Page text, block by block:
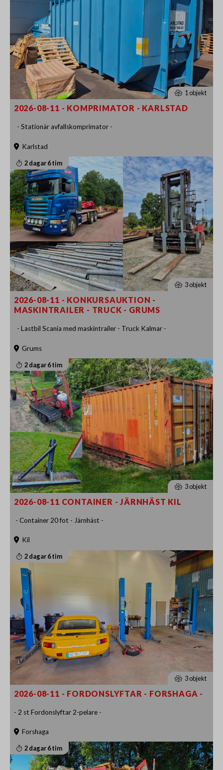
1 objekt
2026-08-11 - KOMPRIMATOR - KARLSTAD
- Stationär avfallskomprimator -
Karlstad
2 dagar 6 tim
3 objekt
2026-08-11 - KONKURSAUKTION -
MASKINTRAILER - TRUCK - GRUMS
- Lastbil Scania med maskintrailer - Truck Kalmar -
Grums
2 dagar 6 tim
3 objekt
2026-08-11 CONTAINER - JÄRNHÄST KIL
- Container 20 fot - Järnhäst -
Kil
2 dagar 6 tim
3 objekt
2026-08-11 - FORDONSLYFTAR - FORSHAGA -
- 2 st Fordonslyftar 2-pelare -
Forshaga
2 dagar 6 tim